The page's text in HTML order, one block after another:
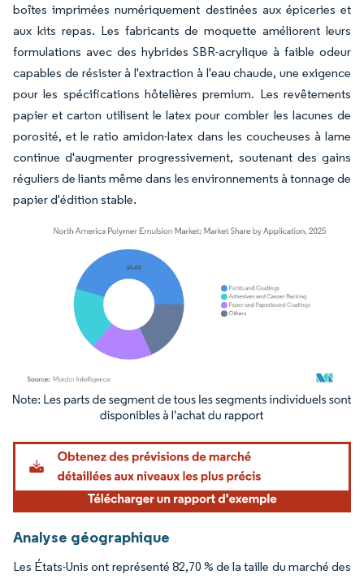
boîtes imprimées numériquement destinées aux épiceries et
aux kits repas. Les fabricants de moquette améliorent leurs
formulations avec des hybrides SBR-acrylique à faible odeur
capables de résister à l'extraction à l'eau chaude, une exigence
pour les spécifications hôtelières premium. Les revêtements
papier et carton utilisent le latex pour combler les lacunes de
porosité, et le ratio amidon-latex dans les coucheuses à lame
continue d'augmenter progressivement, soutenant des gains
réguliers de liants même dans les environnements à tonnage de
papier d'édition stable.
Image © Mordor Intelligence. La réutilisation nécessite une attribution sous CC BY
Analyse géographique
Les États-Unis ont représenté 82,70 % de la taille du marché des